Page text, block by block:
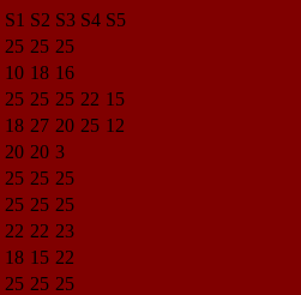
S1 S2 S3 S4 S5
25 25 25
10 18 16
25 25 25 22 15
18 27 20 25 12
20 20 3
25 25 25
25 25 25
22 22 23
18 15 22
25 25 25